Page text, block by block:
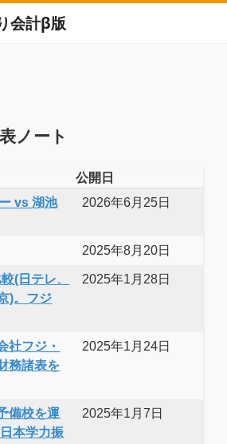
会計β版
ノート
公開日
vs 湖池
2026年6月25日
2025年8月20日
(日テレ、
)。フジ
2025年1月28日
社フジ・
務諸表を
2025年1月24日
備校を運
本学力振
2025年1月7日